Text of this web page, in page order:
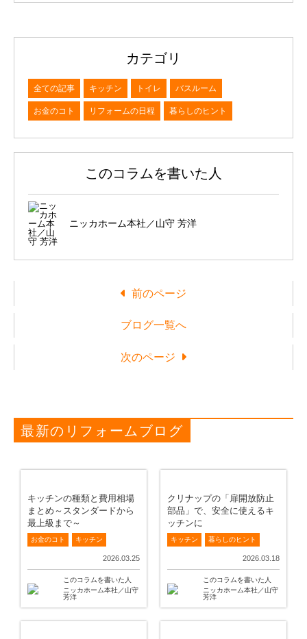
カテゴリ
全ての記事 キッチン トイレ バスルーム
お金のコト リフォームの日程 暮らしのヒント
このコラムを書いた人
ニッカホーム本社／山守 芳洋
前のページ
ブログ一覧へ
次のページ
最新のリフォームブログ
キッチンの種類と費用相場
まとめ～スタンダードから
最上級まで～
お金のコト キッチン
2026.03.25
このコラムを書いた人
ニッカホーム本社／山守
芳洋
クリナップの「扉開放防止
部品」で、安全に使えるキ
ッチンに
キッチン 暮らしのヒント
2026.03.18
このコラムを書いた人
ニッカホーム本社／山守
芳洋